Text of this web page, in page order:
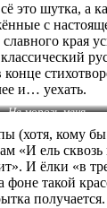
это шутка, а
с
края
и… уехать.
Не морозь меня
(хотя, кому бы
«И ель сквозь
И ёлки «в
такой
получается.